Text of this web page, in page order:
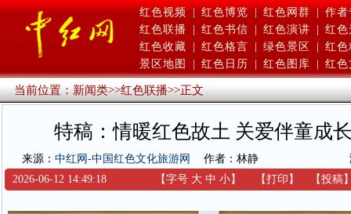
红色视频 | 红色博览 | 红色网群 | 作者
红色联播
红色书信 红色演讲
红色
红色收藏
红色格言 绿色景区
红色
景区地图
红色日历 红色图库 红色
当前位置：新闻类>>红色联播>>正文
特稿：情暖红色故土 关爱伴童成
来源： 中红网-中国红色文化旅游网 作者：林静
2026-06-12 14:49:18
【字号 大 中 小】 【打印 】 【投稿